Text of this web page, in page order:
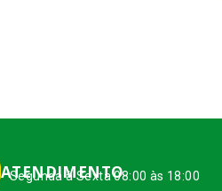
ATENDIMENTO
Segunda à Sexta 08:00 às 18:00